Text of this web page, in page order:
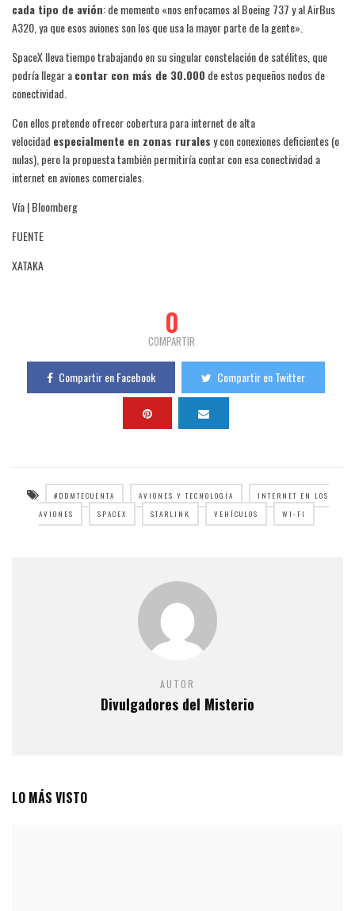
cada tipo de avión: de momento «nos enfocamos al Boeing 737 y al AirBus
A320, ya que esos aviones son los que usa la mayor parte de la gente».
SpaceX lleva tiempo trabajando en su singular constelación de satélites, que
podría llegar acontar con más de 30.000 de estos pequeños nodos de
conectividad.
Con ellos pretende ofrecer cobertura para internet de alta
velocidad especialmente en zonas ruralesy con conexiones deficientes (o
nulas), pero la propuesta también permitiría contar con esa conectividad a
internet en aviones comerciales.
Vía | Bloomberg
FUENTE
XATAKA
0
COMPARTIR
Compartir en Facebook Compartir en Twitter
#DDMTECUENTA AVIONES Y TECNOLOGÍA
INTERNET EN LOS
AVIONES
SPACEX STARLINK VEHÍCULOS WI-FI
AUTOR
Divulgadores del Misterio
LO MÁS VISTO